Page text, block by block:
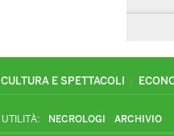
CULTURA E SPETTACOLI
UTILITÀ: NECROLOGI ARCHIVIO